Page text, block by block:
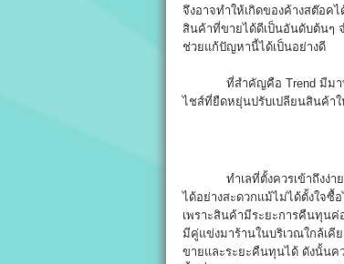
จึงอาจทำให้เกิดของค้างสต๊อค
สินค้าที่ขายได้ดีเป็นอันดับต้นๆ
ช่วยแก้ปัญหานี้ได้เป็นอย่างดี
ที่สำคัญคือ Trend มีมาทด
ไชส์ที่ยืดหยุ่นปรับเปลียนสินค้า
ทำเลที่ตั้งควรเข้าถึงง่ายเพ
ได้อย่างสะดวกแม้ไม่ได้ตั้งใจซื้
เพราะสินค้ามีระยะการคืนทุนค่
มีคู่แข่งมาร้านในบริเวณใกล้เ
ขายและระยะคืนทุนได้ ดังนั้นคว